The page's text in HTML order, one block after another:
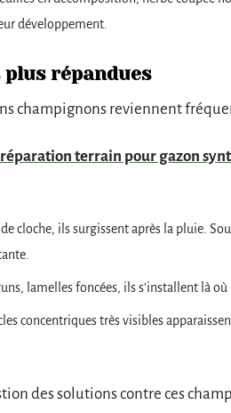
développement.
plus répandues
champignons reviennent
terrain pour gazon
cloche, ils surgissent après la pluie.
lamelles foncées, ils s’installent là
concentriques très visibles
des solutions contre ces